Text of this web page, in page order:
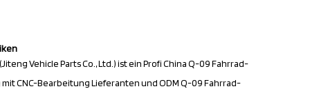
Vehicle Parts Co., Ltd.) ist ein ProfiChina Q-09 Fahrrad-
CNC-Bearbeitung LieferantenundODM Q-09 Fahrrad-